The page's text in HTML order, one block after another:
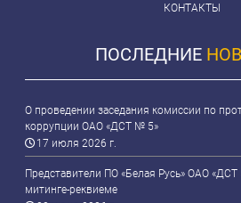
КОНТАКТЫ
ПОСЛЕДНИЕ
О проведении заседания комиссии по
коррупции ОАО «ДСТ № 5»
17 июля 2026 г.
Представители ПО «Белая Русь» ОАО «ДСТ
митинге-реквиеме